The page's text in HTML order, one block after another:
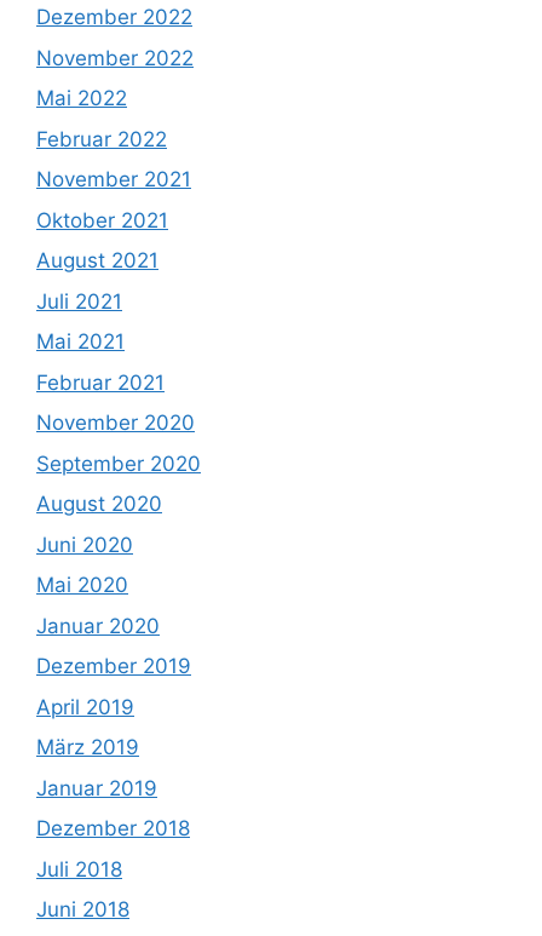
Dezember 2022
November 2022
Mai 2022
Februar 2022
November 2021
Oktober 2021
August 2021
Juli 2021
Mai 2021
Februar 2021
November 2020
September 2020
August 2020
Juni 2020
Mai 2020
Januar 2020
Dezember 2019
April 2019
März 2019
Januar 2019
Dezember 2018
Juli 2018
Juni 2018